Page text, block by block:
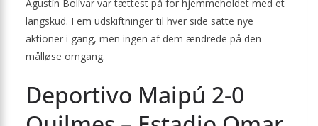
Agustín Bolívar var tættest på for hjemmeholdet med et
langskud. Fem udskiftninger til hver side satte nye
aktioner i gang, men ingen af dem ændrede på den
målløse omgang.
Deportivo Maipú 2-0